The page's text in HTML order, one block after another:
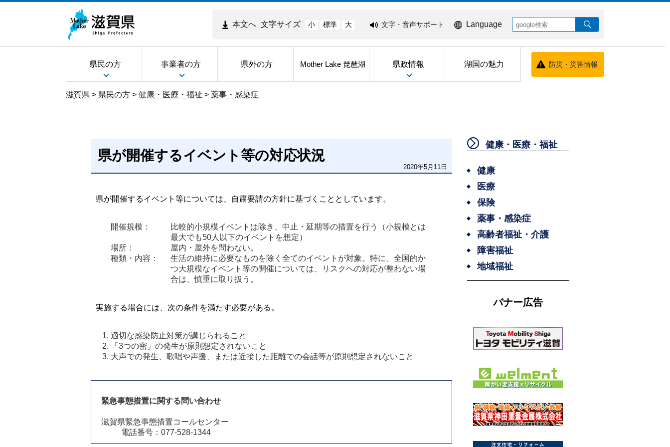
本文へ 文字サイズ 小 標準 大 文字・音声サポート Language
県民の方 事業者の方 県外の方 Mother Lake 琵琶湖 県政情報 湖国の魅力 防災・災害情報
滋賀県 > 県民の方 > 健康・医療・福祉 > 薬事・感染症
県が開催するイベント等の対応状況
2020年5月11日
県が開催するイベント等については、自粛要請の方針に基づくこととしています。
開催規模：
比較的小規模イベントは除き、中止・延期等の措置を行う（小規模とは
最大でも50人以下のイベントを想定）
場所：
屋内・屋外を問わない。
種類・内容：
生活の維持に必要なものを除く全てのイベントが対象。特に、全国的か
つ大規模なイベント等の開催については、リスクへの対応が整わない場
合は、慎重に取り扱う。
実施する場合には、次の条件を満たす必要がある。
適切な感染防止対策が講じられること
「3つの密」の発生が原則想定されないこと
大声での発生、歌唱や声援、または近接した距離での会話等が原則想定されないこと
緊急事態措置に関する問い合わせ
滋賀県緊急事態措置コールセンター
電話番号：077-528-1344
健康・医療・福祉
健康
医療
保険
薬事・感染症
高齢者福祉・介護
障害福祉
地域福祉
バナー広告